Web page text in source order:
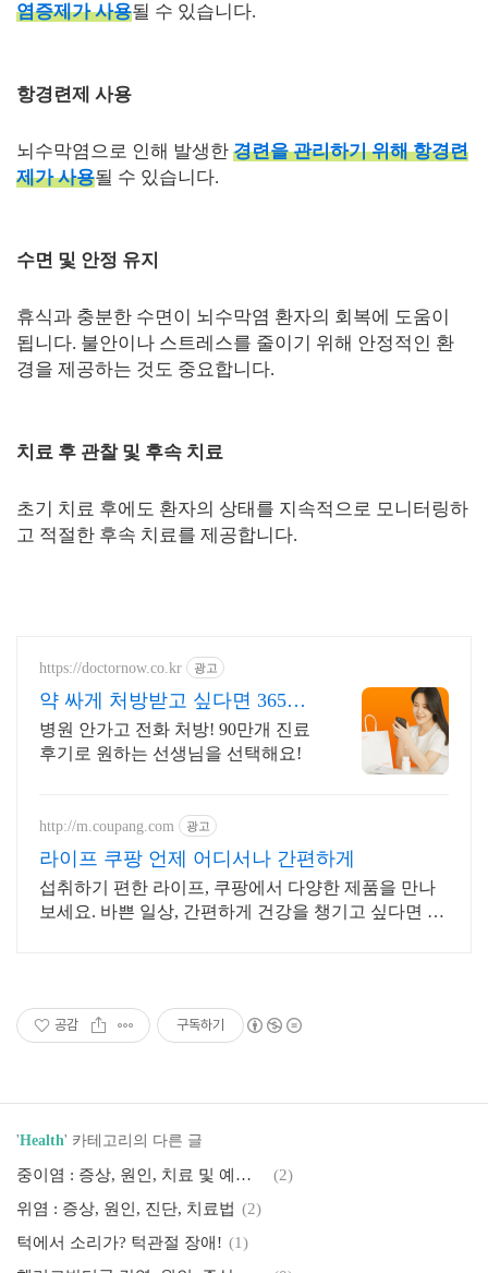
염증제가 사용될 수 있습니다.
항경련제 사용
뇌수막염으로 인해 발생한 경련을 관리하기 위해 항경련
제가 사용될 수 있습니다.
수면 및 안정 유지
휴식과 충분한 수면이 뇌수막염 환자의 회복에 도움이
됩니다. 불안이나 스트레스를 줄이기 위해 안정적인 환
경을 제공하는 것도 중요합니다.
치료 후 관찰 및 후속 치료
초기 치료 후에도 환자의 상태를 지속적으로 모니터링하
고 적절한 후속 치료를 제공합니다.
https://doctornow.co.kr 광고
약 싸게 처방받고 싶다면 365일
24시간 진료가능
병원 안가고 전화 처방! 90만개 진료
후기로 원하는 선생님을 선택해요!
http://m.coupang.com 광고
라이프 쿠팡 언제 어디서나 간편하게
섭취하기 편한 라이프, 쿠팡에서 다양한 제품을 만나
보세요. 바쁜 일상, 간편하게 건강을 챙기고 싶다면 로
공감 구독하기
'Health' 카테고리의 다른 글
중이염 : 증상, 원인, 치료 및 예방법
(2)
위염 : 증상, 원인, 진단, 치료법 (2)
턱에서 소리가? 턱관절 장애! (1)